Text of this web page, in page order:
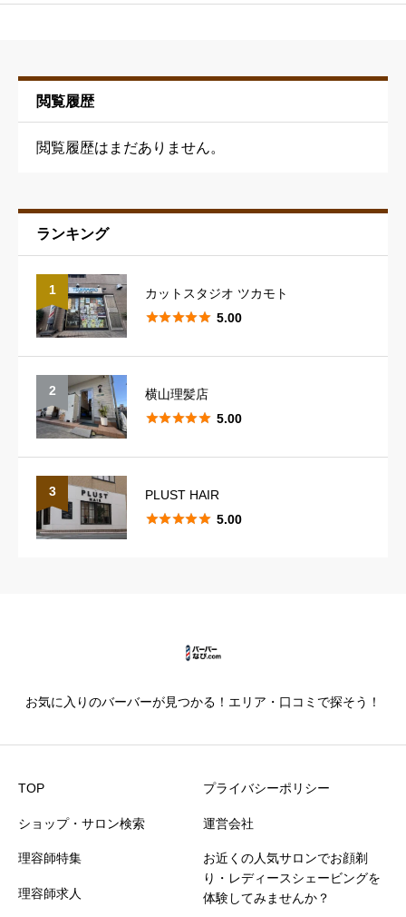
予約の取りやすさ
星の数をお選びください  
星の数をお選びください  
スタイリングのレパートリー
星の数をお選びください  

仕上がり満足度 必須
価格満足度
 
閲覧履歴
閲覧履歴はまだありません。
ランキング
1
カットスタジオ ツカモト
 5.00
2
横山理髪店
 5.00
3
PLUST HAIR
 5.00
お気に入りのバーバーが見つかる！エリア・口コミで探そう！
TOP
ショップ・サロン検索
理容師特集
理容師求人
プライバシーポリシー
運営会社
お近くの人気サロンでお顔剃
り・レディースシェービングを
体験してみませんか？